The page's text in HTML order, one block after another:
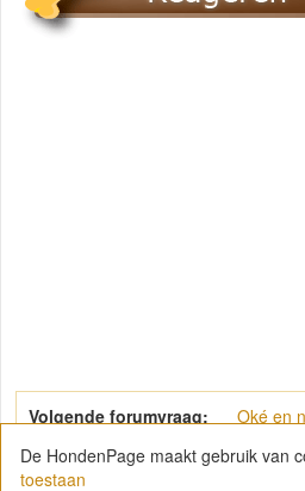
Volgende forumvraag:
Oké en
De HondenPage maakt gebruik van
toestaan